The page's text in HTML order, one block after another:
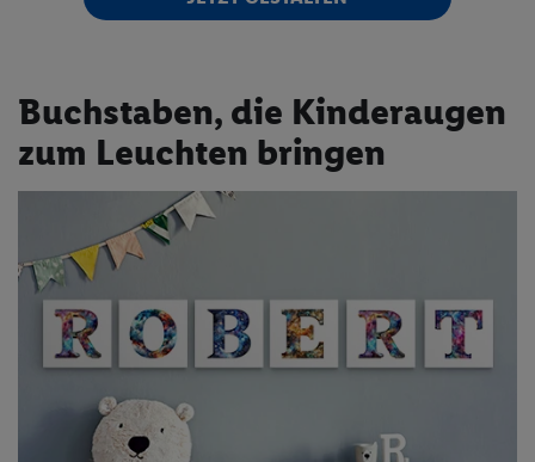
Angebote
Buchstaben, die Kinderaugen
zum Leuchten bringen